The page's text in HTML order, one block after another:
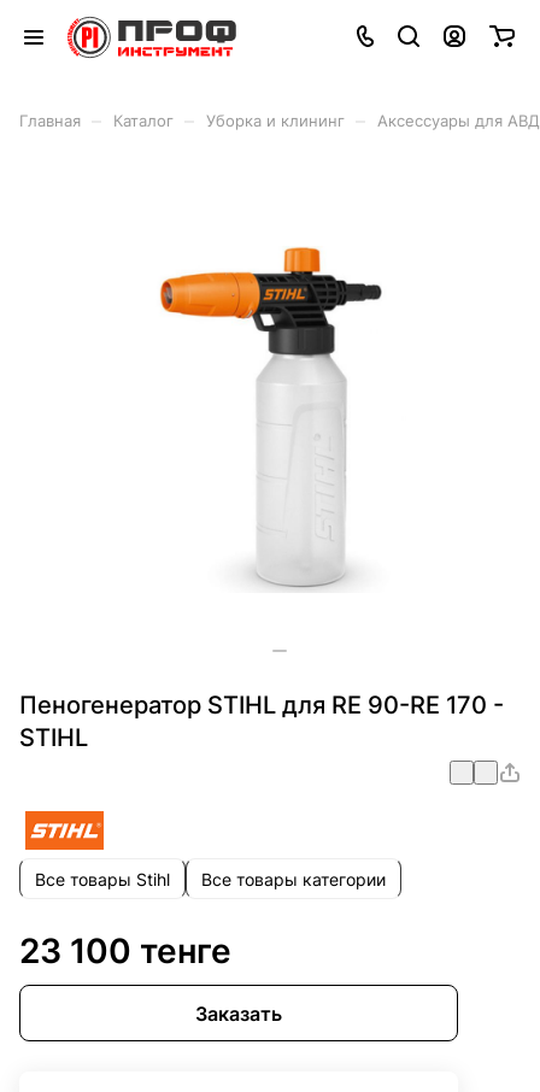
Главная Каталог Уборка и клининг Аксессуары для АВД
Пеногенератор STIHL для RE 90-RE 170 -
STIHL
Все товары Stihl Все товары категории
23 100 тенге
Заказать